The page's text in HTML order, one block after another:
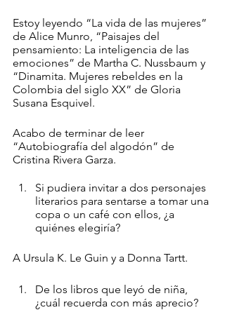
Estoy leyendo “La vida de las mujeres”
de Alice Munro, “Paisajes del
pensamiento: La inteligencia de las
emociones” de Martha C. Nussbaum y
“Dinamita. Mujeres rebeldes en la
Colombia del siglo XX” de Gloria
Susana Esquivel.
Acabo de terminar de leer
“Autobiografía del algodón” de
Cristina Rivera Garza.
Si pudiera invitar a dos personajes
literarios para sentarse a tomar una
copa o un café con ellos, ¿a
quiénes elegiría?
A Ursula K. Le Guin y a Donna Tartt.
De los libros que leyó de niña,
¿cuál recuerda con más aprecio?